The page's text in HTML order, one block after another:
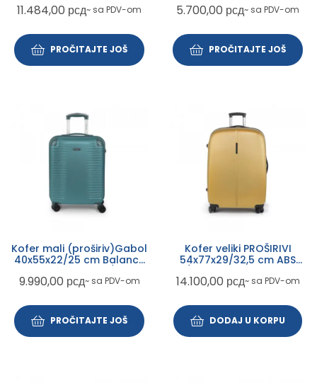
Gabol crvena
11.484,00 рсд~ sa PDV-om
PROČITAJTE JOŠ
5.700,00 рсд~ sa PDV-om
PROČITAJTE JOŠ
Kofer mali (proširiv)Gabol
40x55x22/25 cm Balance
2,7kg
9.990,00 рсд~ sa PDV-om
PROČITAJTE JOŠ
Kofer veliki PROŠIRIVI
54x77x29/32,5 cm ABS
Gabol žuta
14.100,00 рсд~ sa PDV-om
DODAJ U KORPU